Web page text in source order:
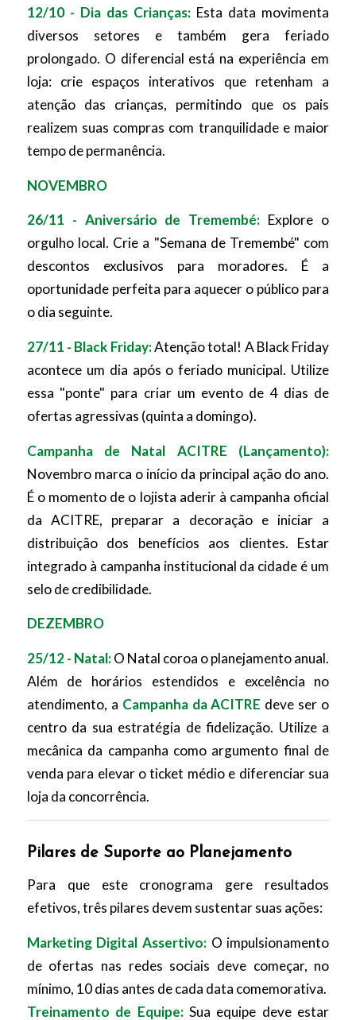
12/10 - Dia das Crianças: Esta data movimenta
diversos setores e também gera feriado
prolongado. O diferencial está na experiência em
loja: crie espaços interativos que retenham a
atenção das crianças, permitindo que os pais
realizem suas compras com tranquilidade e maior
tempo de permanência.
NOVEMBRO
26/11 - Aniversário de Tremembé: Explore o
orgulho local. Crie a "Semana de Tremembé" com
descontos exclusivos para moradores. É a
oportunidade perfeita para aquecer o público para
o dia seguinte.
27/11 - Black Friday:Atenção total! A Black Friday
acontece um dia após o feriado municipal. Utilize
essa "ponte" para criar um evento de 4 dias de
ofertas agressivas (quinta a domingo).
Campanha de Natal ACITRE (Lançamento):
Novembro marca o início da principal ação do ano.
É o momento de o lojista aderir à campanha oficial
da ACITRE, preparar a decoração e iniciar a
distribuição dos benefícios aos clientes. Estar
integrado à campanha institucional da cidade é um
selo de credibilidade.
DEZEMBRO
25/12 - Natal:O Natal coroa o planejamento anual.
Além de horários estendidos e excelência no
atendimento, a Campanha da ACITRE deve ser o
centro da sua estratégia de fidelização. Utilize a
mecânica da campanha como argumento final de
venda para elevar o ticket médio e diferenciar sua
loja da concorrência.
Pilares de Suporte ao Planejamento
Para que este cronograma gere resultados
efetivos, três pilares devem sustentar suas ações:
Marketing Digital Assertivo: O impulsionamento
de ofertas nas redes sociais deve começar, no
mínimo, 10 dias antes de cada data comemorativa.
Treinamento de Equipe:Sua equipe deve estar